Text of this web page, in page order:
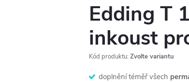
Edding T
inkoust
Kód produktu: Zvolte variantu
doplnění téměř všech